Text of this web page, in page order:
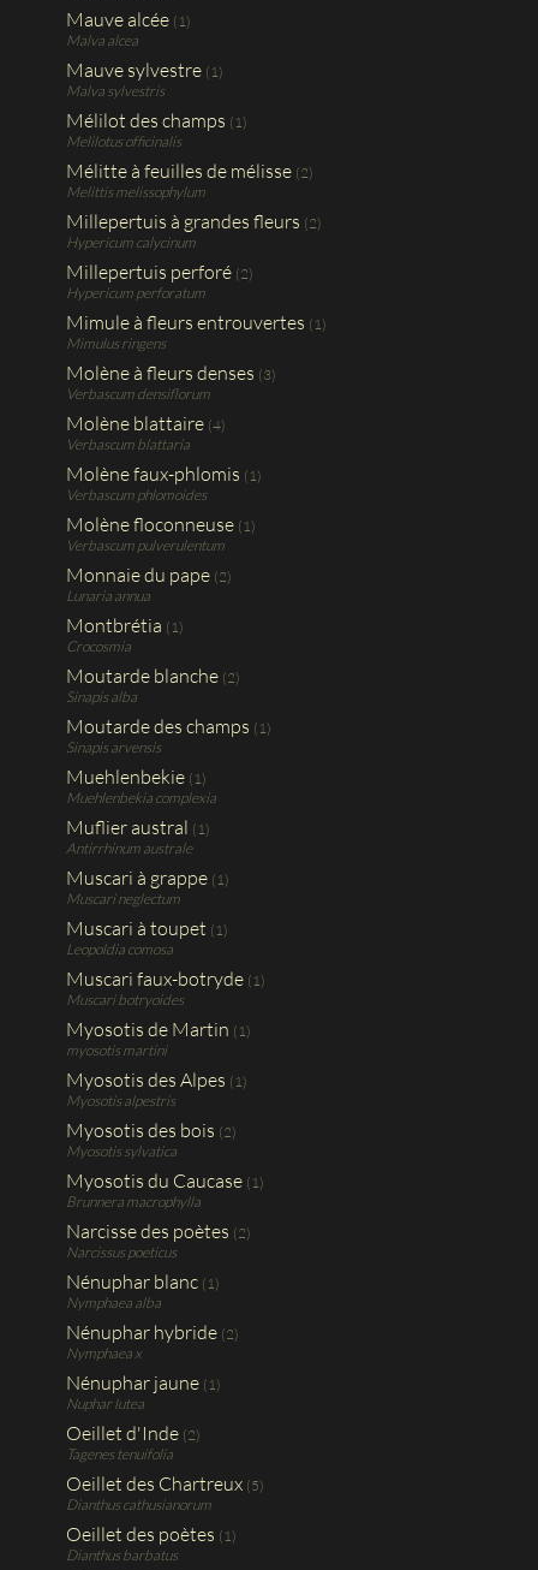
Mauve alcée (1)
Malva alcea
Mauve sylvestre (1)
Malva sylvestris
Mélilot des champs (1)
Melilotus officinalis
Mélitte à feuilles de mélisse (2)
Melittis melissophylum
Millepertuis à grandes fleurs (2)
Hypericum calycinum
Millepertuis perforé (2)
Hypericum perforatum
Mimule à fleurs entrouvertes (1)
Mimulus ringens
Molène à fleurs denses (3)
Verbascum densiflorum
Molène blattaire (4)
Verbascum blattaria
Molène faux-phlomis (1)
Verbascum phlomoides
Molène floconneuse (1)
Verbascum pulverulentum
Monnaie du pape (2)
Lunaria annua
Montbrétia (1)
Crocosmia
Moutarde blanche (2)
Sinapis alba
Moutarde des champs (1)
Sinapis arvensis
Muehlenbekie (1)
Muehlenbekia complexia
Muflier austral (1)
Antirrhinum australe
Muscari à grappe (1)
Muscari neglectum
Muscari à toupet (1)
Leopoldia comosa
Muscari faux-botryde (1)
Muscari botryoides
Myosotis de Martin (1)
myosotis martini
Myosotis des Alpes (1)
Myosotis alpestris
Myosotis des bois (2)
Myosotis sylvatica
Myosotis du Caucase (1)
Brunnera macrophylla
Narcisse des poètes (2)
Narcissus poeticus
Nénuphar blanc (1)
Nymphaea alba
Nénuphar hybride (2)
Nymphaea x
Nénuphar jaune (1)
Nuphar lutea
Oeillet d'Inde (2)
Tagenes tenuifolia
Oeillet des Chartreux (5)
Dianthus cathusianorum
Oeillet des poètes (1)
Dianthus barbatus